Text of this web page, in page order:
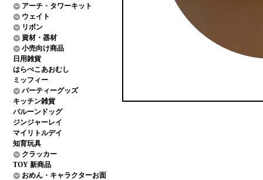
アーチ・タワーキット
ウェイト
リボン
資材・器材
小売向け商品
日用雑貨
はらぺこあおむし
ミッフィー
パーティーグッズ
キッチン雑貨
バルーンドッグ
ジンジャーレイ
マイリトルデイ
知育玩具
クラッカー
TOY 新商品
おめん・キャラクターお面